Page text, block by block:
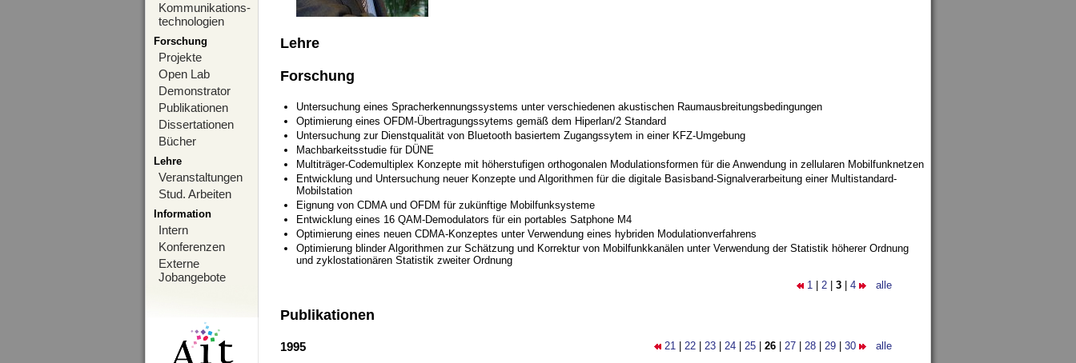
Kommunikations-
technologien
Forschung
Projekte
Open Lab
Demonstrator
Publikationen
Dissertationen
Bücher
Lehre
Veranstaltungen
Stud. Arbeiten
Information
Intern
Konferenzen
Externe
Jobangebote
Lehre
Forschung
Untersuchung eines Spracherkennungssystems unter verschiedenen akustischen Raumausbreitungsbedingungen
Optimierung eines OFDM-Übertragungssytems gemäß dem Hiperlan/2 Standard
Untersuchung zur Dienstqualität von Bluetooth basiertem Zugangssytem in einer KFZ-Umgebung
Machbarkeitsstudie für DÜNE
Multiträger-Codemultiplex Konzepte mit höherstufigen orthogonalen Modulationsformen für die Anwendung in zellularen Mobilfunknetzen
Entwicklung und Untersuchung neuer Konzepte und Algorithmen für die digitale Basisband-Signalverarbeitung einer Multistandard-
Mobilstation
Eignung von CDMA und OFDM für zukünftige Mobilfunksysteme
Entwicklung eines 16 QAM-Demodulators für ein portables Satphone M4
Optimierung eines neuen CDMA-Konzeptes unter Verwendung eines hybriden Modulationverfahrens
Optimierung blinder Algorithmen zur Schätzung und Korrektur von Mobilfunkkanälen unter Verwendung der Statistik höherer Ordnung
und zyklostationären Statistik zweiter Ordnung
1 2 3 4 alle
Publikationen
21 22 23 24 25 26 27 28 29 30 alle
1995